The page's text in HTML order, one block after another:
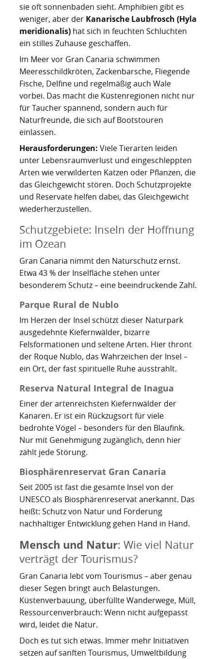
sie oft sonnenbaden sieht. Amphibien gibt es
weniger, aber der Kanarische Laubfrosch (Hyla
meridionalis) hat sich in feuchten Schluchten
ein stilles Zuhause geschaffen.
Im Meer vor Gran Canaria schwimmen
Meeresschildkröten, Zackenbarsche, Fliegende
Fische, Delfine und regelmäßig auch Wale
vorbei. Das macht die Küstenregionen nicht nur
für Taucher spannend, sondern auch für
Naturfreunde, die sich auf Bootstouren
einlassen.
Herausforderungen:Viele Tierarten leiden
unter Lebensraumverlust und eingeschleppten
Arten wie verwilderten Katzen oder Pflanzen, die
das Gleichgewicht stören. Doch Schutzprojekte
und Reservate helfen dabei, das Gleichgewicht
wiederherzustellen.
Schutzgebiete: Inseln der Hoffnung
im Ozean
Gran Canaria nimmt den Naturschutz ernst.
Etwa 43 % der Inselfläche stehen unter
besonderem Schutz – eine beeindruckende Zahl.
Parque Rural de Nublo
Im Herzen der Insel schützt dieser Naturpark
ausgedehnte Kiefernwälder, bizarre
Felsformationen und seltene Arten. Hier thront
der Roque Nublo, das Wahrzeichen der Insel –
ein Ort, der fast spirituelle Ruhe ausstrahlt.
Reserva Natural Integral de Inagua
Einer der artenreichsten Kiefernwälder der
Kanaren. Er ist ein Rückzugsort für viele
bedrohte Vögel – besonders für den Blaufink.
Nur mit Genehmigung zugänglich, denn hier
zählt jede Störung.
Biosphärenreservat Gran Canaria
Seit 2005 ist fast die gesamte Insel von der
UNESCO als Biosphärenreservat anerkannt. Das
heißt: Schutz von Natur und Förderung
nachhaltiger Entwicklung gehen Hand in Hand.
Mensch und Natur: Wie viel Natur
verträgt der Tourismus?
Gran Canaria lebt vom Tourismus – aber genau
dieser Segen bringt auch Belastungen.
Küstenverbauung, überfüllte Wanderwege, Müll,
Ressourcenverbrauch: Wenn nicht aufgepasst
wird, leidet die Natur.
Doch es tut sich etwas. Immer mehr Initiativen
setzen auf sanften Tourismus, Umweltbildung